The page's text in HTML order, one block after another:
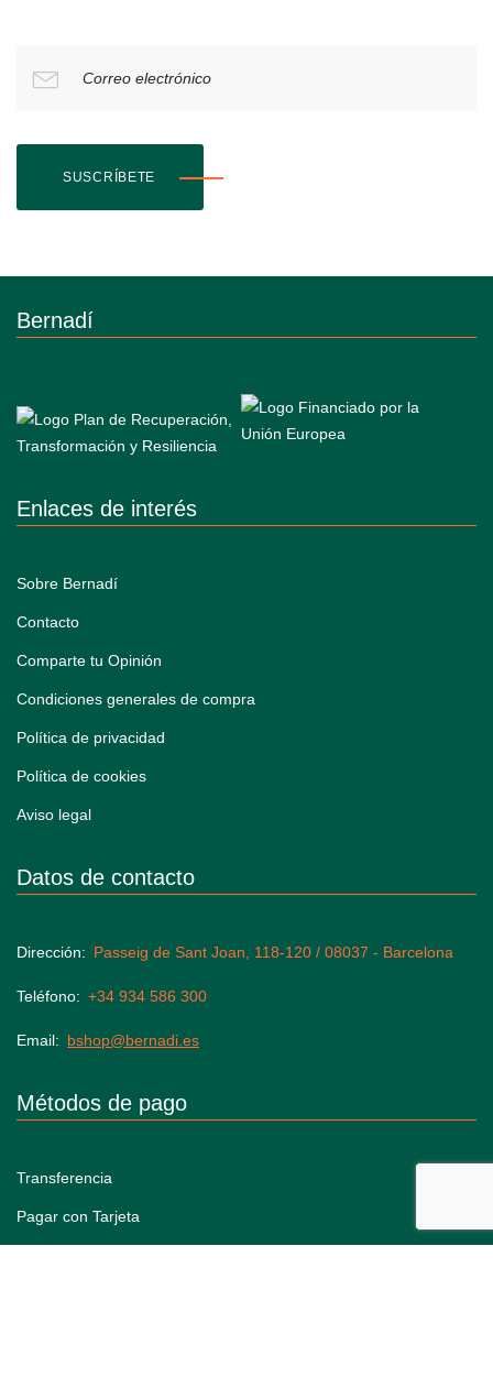
Correo electrónico
SUSCRÍBETE
Bernadí
Enlaces de interés
Sobre Bernadí
Contacto
Comparte tu Opinión
Condiciones generales de compra
Política de privacidad
Política de cookies
Aviso legal
Datos de contacto
Dirección Passeig de Sant Joan, 118-120 / 08037 - Barcelona
Teléfono +34 934 586 300
Email bshop@bernadi.es
Métodos de pago
Transferencia
Pagar con Tarjeta